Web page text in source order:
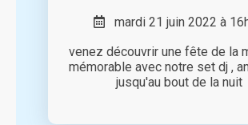
mardi 21 juin 2022 à
venez découvrir une fête de la
mémorable avec notre set dj ,
jusqu'au bout de la nuit